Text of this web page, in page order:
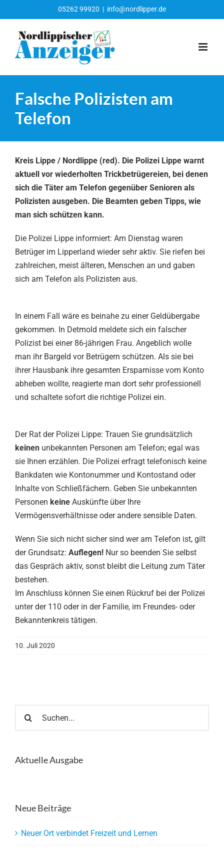
Inhalt
springen
05262 99920 | info@nordlipper.de
Falsche Polizisten am
Telefon
Kreis Lippe / Nordlippe (red). Die Polizei Lippe warnt
aktuell vor wiederholten Trickbetrügereien, bei denen
sich die Täter am Telefon gegenüber Senioren als
Polizisten ausgeben. Die Beamten geben Tipps, wie
man sich schützen kann.
Die Polizei Lippe informiert: Am Dienstag waren
Betrüger im Lipperland wieder sehr aktiv. Sie riefen bei
zahlreichen, meist älteren, Menschen an und gaben
sich am Telefon als Polizisten aus.
In einem Fall wäre es beinahe zu einer Geldübergabe
gekommen. In Detmold meldete sich ein falscher
Polizist bei einer 86-jährigen Frau. Angeblich wolle
man ihr Bargeld vor Betrügern schützen. Als sie bei
ihrer Hausbank ihre gesamten Ersparnisse vom Konto
abheben wollte, reagierte man dort sehr professionell
und schaltete sofort die richtige Polizei ein.
Der Rat der Polizei Lippe: Trauen Sie grundsätzlich
keinen unbekannten Personen am Telefon; egal was
sie Ihnen erzählen. Die Polizei erfragt telefonisch keine
Bankdaten wie Kontonummer und Kontostand oder
Inhalte von Schließfächern. Geben Sie unbekannten
Personen keine Auskünfte über Ihre
Vermögensverhältnisse oder andere sensible Daten.
Wenn Sie sich nicht sicher sind wer am Telefon ist, gilt
der Grundsatz: Auflegen! Nur so beenden Sie selbst
das Gespräch aktiv, sonst bleibt die Leitung zum Täter
bestehen.
Im Anschluss können Sie einen Rückruf bei der Polizei
unter der 110 oder in der Familie, im Freundes- oder
Bekanntenkreis tätigen.
10. Juli 2020
nach:
Aktuelle Ausgabe
Neue Beiträge
Neuer Ort verbindet Freizeit und Lernen